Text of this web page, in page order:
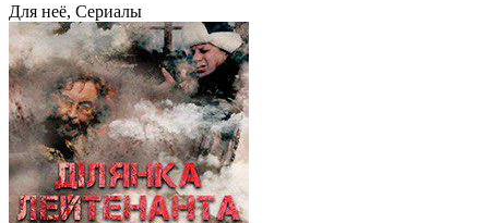
Для неё, Сериалы